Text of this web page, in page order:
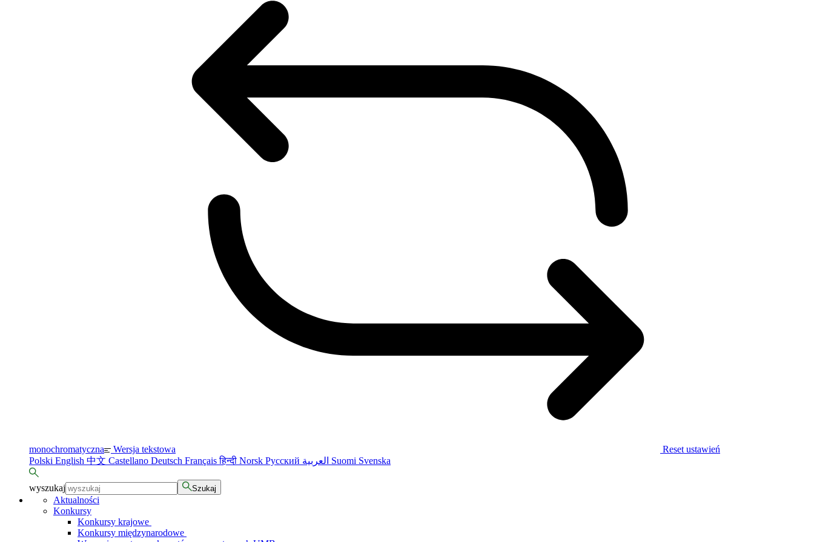
monochromatyczna Wersja tekstowa
Reset ustawień
Polski English 中文 Castellano Deutsch Françaisहिन्दी Norsk Русский Suomi Svenska
wyszukaj Szukaj
Aktualności
Konkursy
Konkursy krajowe
Konkursy międzynarodowe